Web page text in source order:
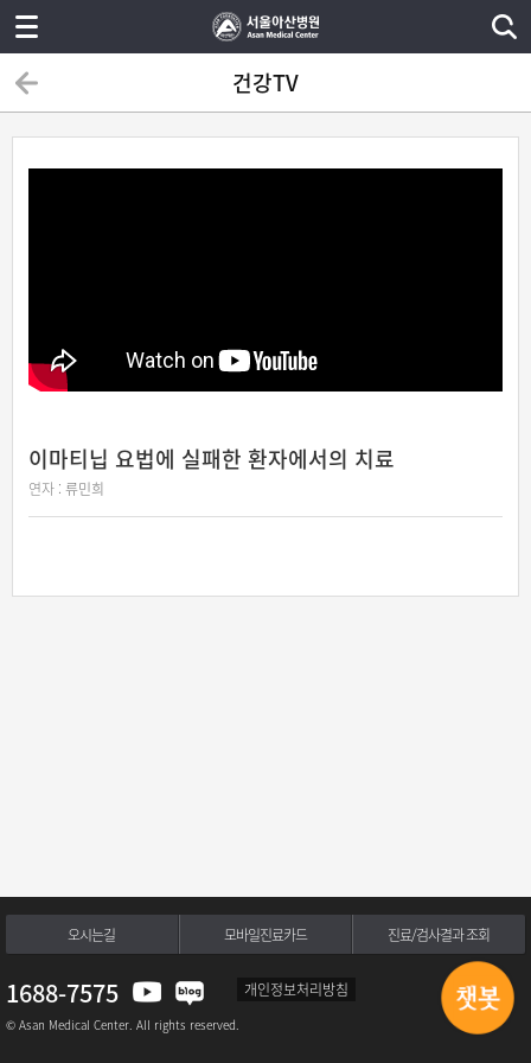
건강TV
이마티닙 요법에 실패한 환자에서의 치료
연자 : 류민희
오시는길 모바일진료카드 진료/검사결과 조회
1688-7575 개인정보처리방침
© Asan Medical Center. All rights reserved.